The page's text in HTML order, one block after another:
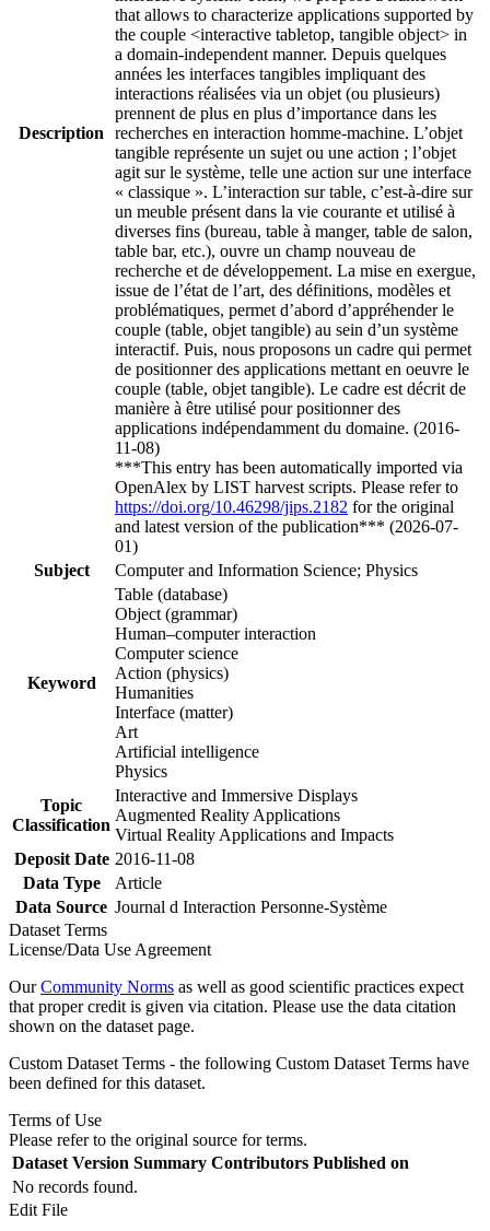
Description
that allows to characterize applications supported by
the couple <interactive tabletop, tangible object> in
a domain-independent manner. Depuis quelques
années les interfaces tangibles impliquant des
interactions réalisées via un objet (ou plusieurs)
prennent de plus en plus d’importance dans les
recherches en interaction homme-machine. L’objet
tangible représente un sujet ou une action ; l’objet
agit sur le système, telle une action sur une interface
« classique ». L’interaction sur table, c’est-à-dire sur
un meuble présent dans la vie courante et utilisé à
diverses fins (bureau, table à manger, table de salon,
table bar, etc.), ouvre un champ nouveau de
recherche et de développement. La mise en exergue,
issue de l’état de l’art, des définitions, modèles et
problématiques, permet d’abord d’appréhender le
couple (table, objet tangible) au sein d’un système
interactif. Puis, nous proposons un cadre qui permet
de positionner des applications mettant en oeuvre le
couple (table, objet tangible). Le cadre est décrit de
manière à être utilisé pour positionner des
applications indépendamment du domaine. (2016-
11-08)
***This entry has been automatically imported via
OpenAlex by LIST harvest scripts. Please refer to
https://doi.org/10.46298/jips.2182 for the original
and latest version of the publication*** (2026-07-
01)
Subject
Computer and Information Science; Physics
Keyword
Table (database)
Object (grammar)
Human–computer interaction
Computer science
Action (physics)
Humanities
Interface (matter)
Art
Artificial intelligence
Physics
Topic
Classification
Interactive and Immersive Displays
Augmented Reality Applications
Virtual Reality Applications and Impacts
Deposit Date 2016-11-08
Data Type
Article
Data Source Journal d Interaction Personne-Système
Dataset Terms
License/Data Use Agreement
OurCommunity Norms as well as good scientific practices expect
that proper credit is given via citation. Please use the data citation
shown on the dataset page.
Custom Dataset Terms - the following Custom Dataset Terms have
been defined for this dataset.
Terms of Use
Please refer to the original source for terms.
Dataset Version Summary Contributors Published on
No records found.
Edit File